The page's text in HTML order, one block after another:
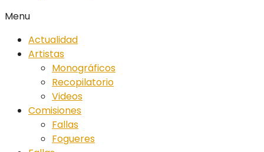
Menu
Actualidad
Artistas
Monográficos
Recopilatorio
Videos
Comisiones
Fallas
Fogueres